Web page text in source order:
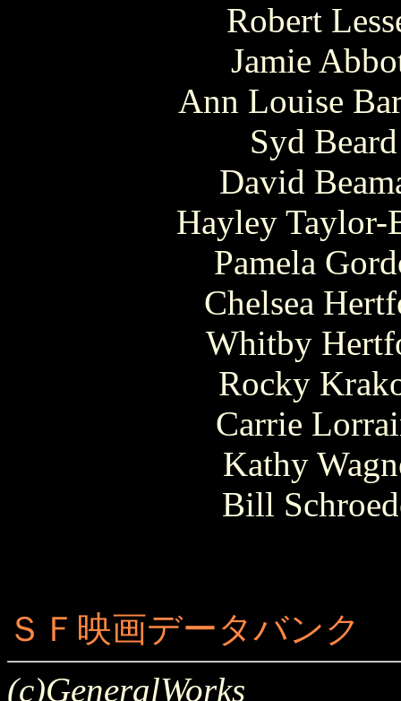
Robert
Jamie
Ann Louise
Syd
David
Hayley Taylor-
Pamela
Chelsea
Whitby
Rocky
Carrie
Kathy
Bill
ＳＦ映画データバンク
(c)GeneralWorks